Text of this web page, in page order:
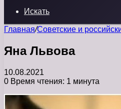
Искать
Главная/Советские и
Яна Львова
10.08.2021
0 Время чтения: 1 минута